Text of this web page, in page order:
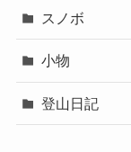
スノボ
小物
登山日記